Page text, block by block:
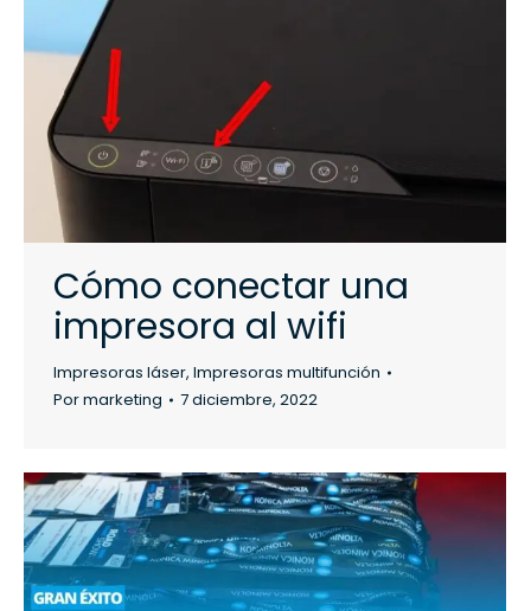
Cómo conectar una
impresora al wifi
Impresoras láser, Impresoras multifunción
Pormarketing 7 diciembre, 2022